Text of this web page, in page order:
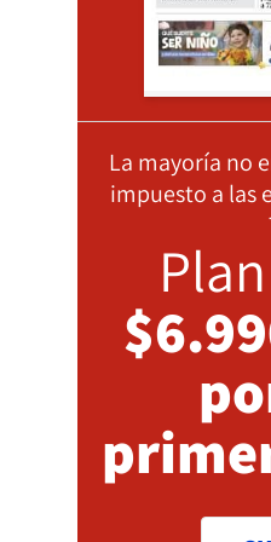
La mayoría no
impuesto a las